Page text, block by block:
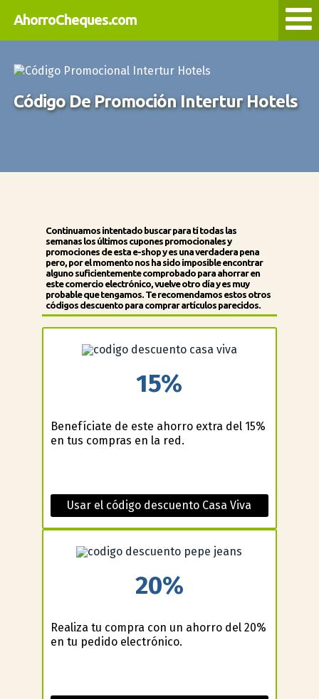
AhorroCheques.com
Código De Promoción Intertur Hotels
Continuamos intentado buscar para tí todas las
semanas los últimos cupones promocionales y
promociones de esta e-shopy es una verdadera pena
pero, por el momento nos ha sido imposible encontrar
alguno suficientemente comprobado para ahorrar en
este comercio electrónico, vuelve otro día y es muy
probable que tengamos. Te recomendamos estos otros
códigos descuento para comprar artículos parecidos.
15%
Benefíciate de este ahorro extra del 15%
en tus compras en la red.
Usar el código descuento Casa Viva
20%
Realiza tu compra con un ahorro del 20%
en tu pedido electrónico.